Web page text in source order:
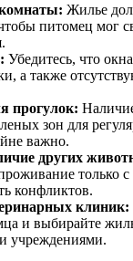
Жилье
питомец мог
Убедитесь, что
а также
прогулок:
зон для
важно.
других
только
конфликтов.
клиник:
и выбирайте
учреждениями.